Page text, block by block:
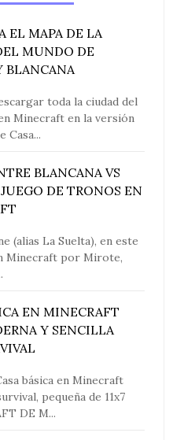
EL MAPA DE LA
MUNDO DE
BLANCANA
toda la ciudad del
Minecraft en la versión
Casa...
BLANCANA VS
DE TRONOS EN
(alias La Suelta), en este
Minecraft por Mirote,
EN MINECRAFT
Y SENCILLA
básica en Minecraft
pequeña de 11x7
DE M...